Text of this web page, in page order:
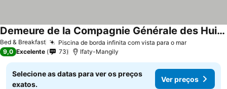
Bed & Breakfast Piscina de borda infinita com vista para o mar
Demeure de la Compagnie Générale des Huiles Précieuses
9,0 Excelente 73 Ifaty-Mangily
Selecione as datas para ver os preços
exatos.
Ver preços